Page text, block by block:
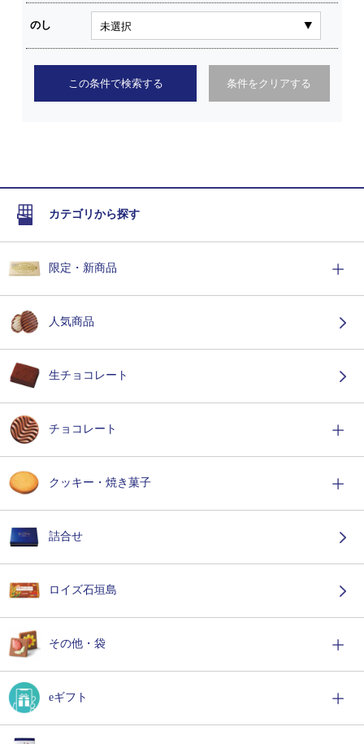
のし
この条件で検索する 条件をクリアする
カテゴリから探す
限定・新商品
人気商品
生チョコレート
チョコレート
クッキー・焼き菓子
詰合せ
ロイズ石垣島
その他・袋
eギフト